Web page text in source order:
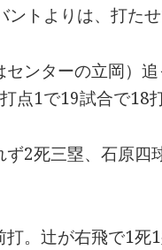
トよりは、打たせ
ンターの立岡）
点1で19試合で18
2死三塁、石原四
。辻が右飛で1死